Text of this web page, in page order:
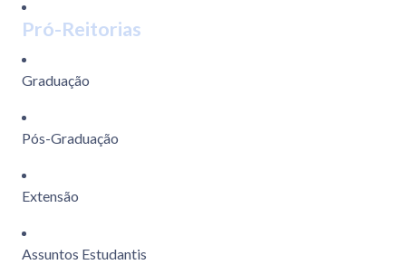
Pró-Reitorias
Graduação
Pós-Graduação
Extensão
Assuntos Estudantis